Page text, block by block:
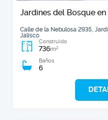
Jardines del Bosque en
Calle de la Nebulosa 2935,
Jalisco
Construido
736m2
Baños
6